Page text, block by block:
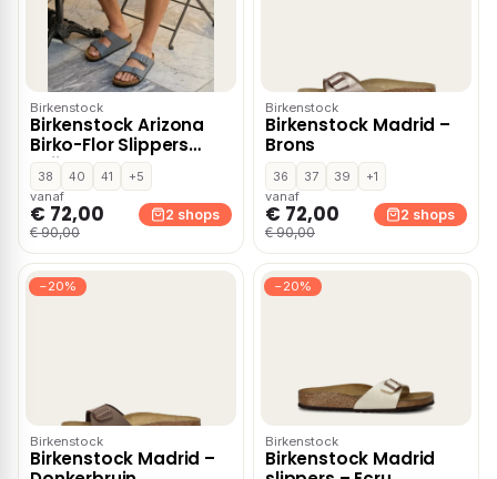
Birkenstock
Birkenstock Arizona
Birko-Flor Slippers
Grijs Smal
38 40 41
+5
vanaf
€ 72,00
€ 90,00
2 shops
Birkenstock
Birkenstock Madrid –
Brons
36 37 39
+1
vanaf
€ 72,00
€ 90,00
2 shops
−20%
Birkenstock
Birkenstock Madrid –
−20%
Birkenstock
Birkenstock Madrid